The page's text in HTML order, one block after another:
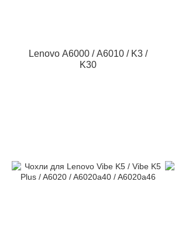
Lenovo A6000 / A6010 / K3 /
K30